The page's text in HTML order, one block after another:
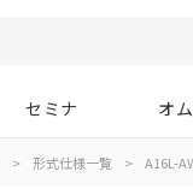
セミナ オ
> 形式仕様一覧 > A16L-